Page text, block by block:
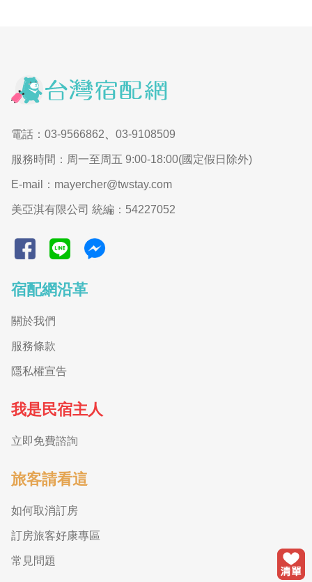
電話：03-9566862 03-9108509
服務時間：周一至周五 9:00-18:00(國定假日除外)
E-mail：mayercher@twstay.com
美亞淇有限公司 統編：54227052
宿配網沿革
關於我們
服務條款
隱私權宣告
我是民宿主人
立即免費諮詢
旅客請看這
如何取消訂房
訂房旅客好康專區
常見問題